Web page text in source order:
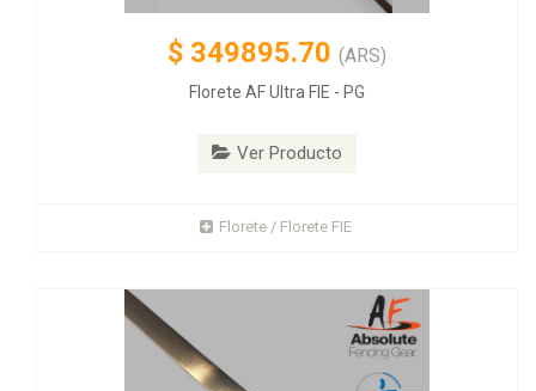
$ 349895.70 (ARS)
Florete AF Ultra FIE - PG
Ver Producto
Florete / Florete FIE